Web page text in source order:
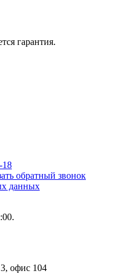
гарантия.
18
обратный звонок
данных
офис 104